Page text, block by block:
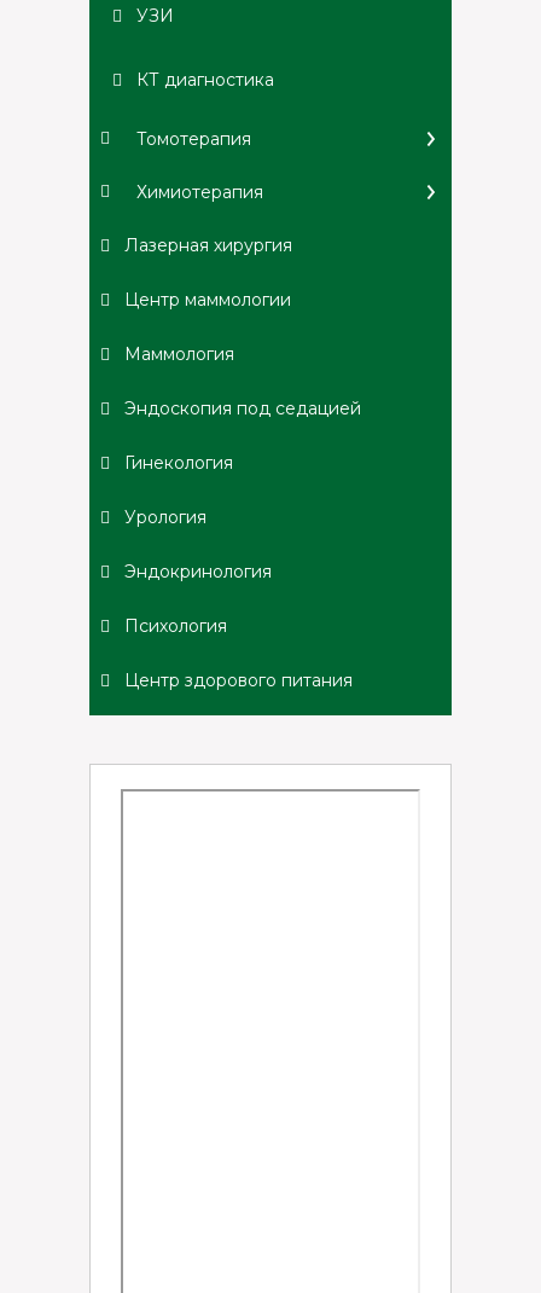
УЗИ
КТ диагностика
Томотерапия
Химиотерапия
Лазерная хирургия
Центр маммологии
Маммология
Эндоскопия под седацией
Гинекология
Урология
Эндокринология
Психология
Центр здорового питания